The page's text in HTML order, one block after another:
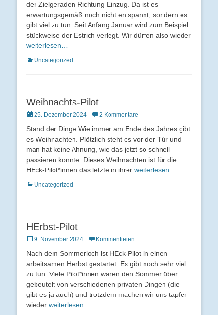
der Zielgeraden Richtung Einzug. Da ist es
erwartungsgemäß noch nicht entspannt, sondern es
gibt viel zu tun. Seit Anfang Januar wird zum Beispiel
stückweise der Estrich verlegt. Wir dürfen also wieder
weiterlesen…
Kategorien
Uncategorized
Weihnachts-Pilot
Veröffentlicht
25. Dezember 2024 2 Kommentare
Stand der Dinge Wie immer am Ende des Jahres gibt
es Weihnachten. Plötzlich steht es vor der Tür und
man hat keine Ahnung, wie das jetzt so schnell
passieren konnte. Dieses Weihnachten ist für die
HEck-Pilot*innen das letzte in ihrer weiterlesen…
Kategorien
Uncategorized
HErbst-Pilot
Veröffentlicht
9. November 2024 Kommentieren
Nach dem Sommerloch ist HEck-Pilot in einen
arbeitsamen Herbst gestartet. Es gibt noch sehr viel
zu tun. Viele Pilot*innen waren den Sommer über
gebeutelt von verschiedenen privaten Dingen (die
gibt es ja auch) und trotzdem machen wir uns tapfer
wieder weiterlesen…